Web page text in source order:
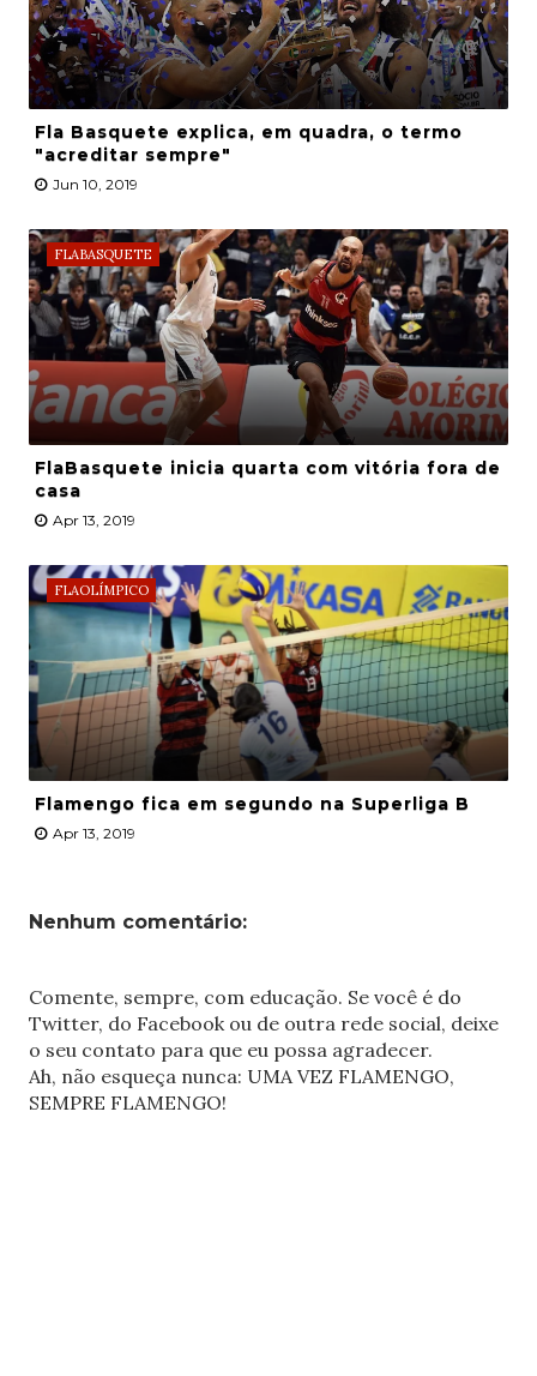
Fla Basquete explica, em quadra, o termo
"acreditar sempre"
Jun 10, 2019
FLABASQUETE
FlaBasquete inicia quarta com vitória fora de
casa
Apr 13, 2019
FLAOLÍMPICO
Flamengo fica em segundo na Superliga B
Apr 13, 2019
Nenhum comentário:
Comente, sempre, com educação. Se você é do
Twitter, do Facebook ou de outra rede social, deixe
o seu contato para que eu possa agradecer.
Ah, não esqueça nunca: UMA VEZ FLAMENGO,
SEMPRE FLAMENGO!